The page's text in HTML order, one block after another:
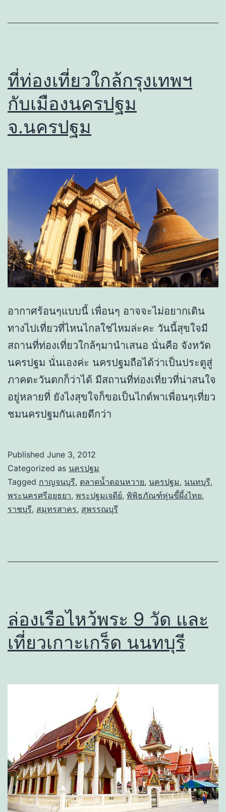
ที่ท่องเที่ยวใกล้กรุงเทพฯ
กับเมืองนครปฐม
จ.นครปฐม
อากาศร้อนๆแบบนี้ เพื่อนๆ อาจจะไม่อยากเดิน
ทางไปเที่ยวที่ไหนไกลใช่ไหมล่ะคะ วันนี้สุขใจมี
สถานที่ท่องเที่ยวใกล้ๆมานำเสนอ นั่นคือ จังหวัด
นครปฐม นั่นเองค่ะ นครปฐมถือได้ว่าเป็นประตูสู่
ภาคตะวันตกก็ว่าได้ มีสถานที่ท่องเที่ยวที่น่าสนใจ
อยู่หลายที่ ยังไงสุขใจก็ขอเป็นไกด์พาเพื่อนๆเที่ยว
ชมนครปฐมกันเลยดีกว่า
Published June 3, 2012
Categorized as นครปฐม
Tagged กาญจนบุรี, ตลาดน้ำดอนหวาย, นครปฐม, นนทบุรี,
พระนครศรีอยุธยา, พระปฐมเจดีย์, พิพิธภัณฑ์หุ่นขี้ผึ้งไทย,
ราชบุรี, สมุทรสาคร, สุพรรณบุรี
ล่องเรือไหว้พระ 9 วัด และ
เที่ยวเกาะเกร็ด นนทบุรี